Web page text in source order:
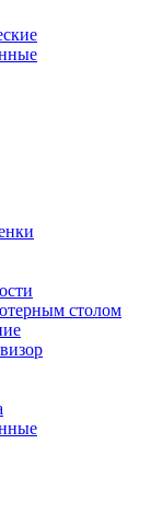
столом